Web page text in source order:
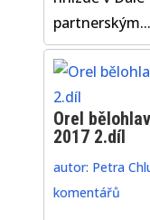
partnerským...
Orel
2017 2.díl
autor: Petra
komentářů